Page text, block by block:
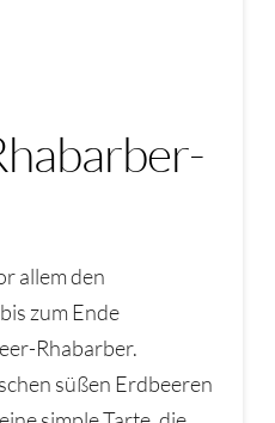
allem den
zum Ende
Rhabarber.
süßen Erdbeeren